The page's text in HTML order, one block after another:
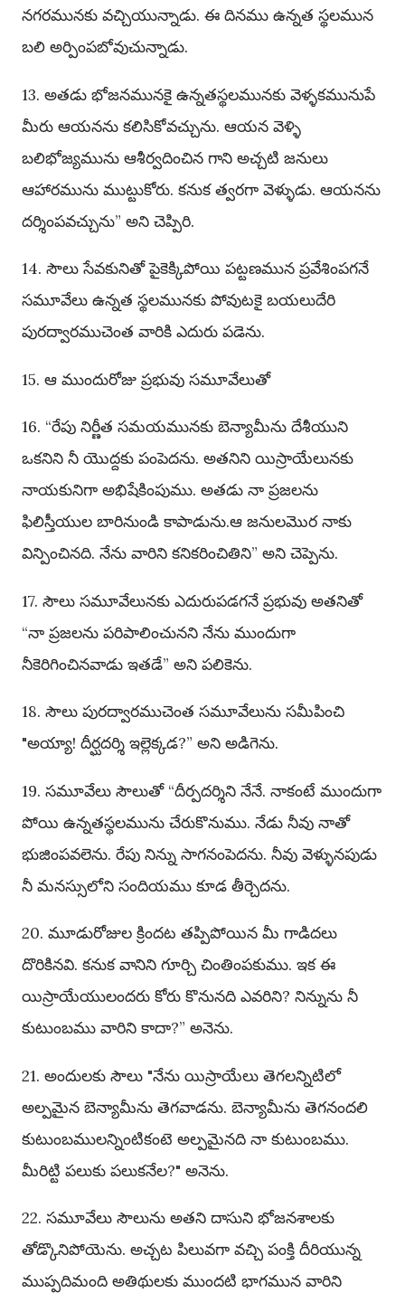
నగరమునకు వచ్చియున్నాడు. ఈ దినము ఉన్నత స్థలమున
బలి అర్పింపబోవుచున్నాడు.
13. అతడు భోజనమునకై ఉన్నతస్థలమునకు వెళ్ళకమునుపే
మీరు ఆయనను కలిసికోవచ్చును. ఆయన వెళ్ళి
బలిభోజ్యమును ఆశీర్వదించిన గాని అచ్చటి జనులు
ఆహారమును ముట్టుకోరు. కనుక త్వరగా వెళ్ళుడు. ఆయనను
దర్శింపవచ్చును” అని చెప్పిరి.
14. సౌలు సేవకునితో పైకెక్కిపోయి పట్టణమున ప్రవేశింపగనే
సమూవేలు ఉన్నత స్థలమునకు పోవుటకై బయలుదేరి
పురద్వారముచెంత వారికి ఎదురు పడెను.
15. ఆ ముందురోజు ప్రభువు సమూవేలుతో
16. “రేపు నిర్ణీత సమయమునకు బెన్యామీను దేశీయుని
ఒకనిని నీ యొద్దకు పంపెదను. అతనిని యిస్రాయేలునకు
నాయకునిగా అభిషేకింపుము. అతడు నా ప్రజలను
ఫిలిస్తీయుల బారినుండి కాపాడును.ఆ జనులమొర నాకు
విన్పించినది. నేను వారిని కనికరించితిని” అని చెప్పెను.
17. సౌలు సమూవేలునకు ఎదురుపడగనే ప్రభువు అతనితో
“నా ప్రజలను పరిపాలించునని నేను ముందుగా
నీకెరిగించినవాడు ఇతడే” అని పలికెను.
18. సౌలు పురద్వారముచెంత సమూవేలును సమీపించి
"అయ్యా! దీర్ఘదర్శి ఇల్లెక్కడ?” అని అడిగెను.
19. సమూవేలు సౌలుతో “దీర్పదర్శిని నేనే. నాకంటే ముందుగా
పోయి ఉన్నతస్థలమును చేరుకొనుము. నేడు నీవు నాతో
భుజింపవలెను. రేపు నిన్ను సాగనంపెదను. నీవు వెళ్ళునపుడు
నీ మనస్సులోని సందియము కూడ తీర్చెదను.
20. మూడురోజుల క్రిందట తప్పిపోయిన మీ గాడిదలు
దొరికినవి. కనుక వానిని గూర్చి చింతింపకుము. ఇక ఈ
యిస్రాయేయులందరు కోరు కొనునది ఎవరిని? నిన్నును నీ
కుటుంబము వారిని కాదా?” అనెను.
21. అందులకు సౌలు "నేను యిస్రాయేలు తెగలన్నిటిలో
అల్పమైన బెన్యామీను తెగవాడను. బెన్యామీను తెగనందలి
కుటుంబములన్నింటికంటె అల్పమైనది నా కుటుంబము.
మీరిట్టి పలుకు పలుకనేల?" అనెను.
22. సమూవేలు సౌలును అతని దాసుని భోజనశాలకు
తోడ్కొనిపోయెను. అచ్చట పిలువగా వచ్చి పంక్తి దీరియున్న
ముప్పదిమంది అతిథులకు ముందటి భాగమున వారిని